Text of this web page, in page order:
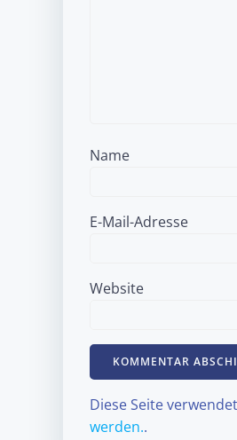
Name
E-Mail-Adresse
Website
Diese Seite
werden..